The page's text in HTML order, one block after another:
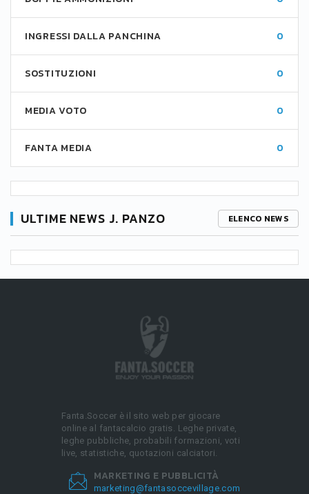
INGRESSI DALLA PANCHINA 0
SOSTITUZIONI 0
MEDIA VOTO 0
FANTA MEDIA 0
ULTIME NEWS J. PANZO ELENCO NEWS
Fanta.Soccer è il sito web per giocare
online al fantacalcio gratis. Leghe private,
leghe pubbliche, probabili formazioni, voti
live, statistiche, quotazioni calciatori.
MARKETING E PUBBLICITÀ
marketing@fantasoccevillage.com